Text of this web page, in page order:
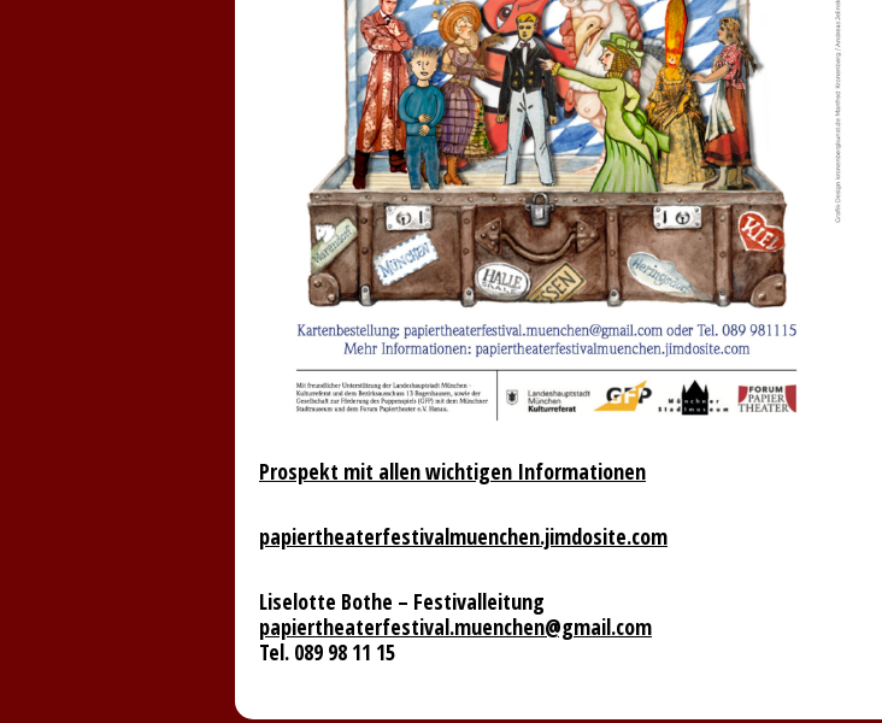
Prospekt mit allen wichtigen Informationen
papiertheaterfestivalmuenchen.jimdosite.com
Liselotte Bothe – Festivalleitung
papiertheaterfestival.muenchen@gmail.com
Tel. 089 98 11 15